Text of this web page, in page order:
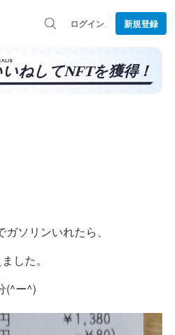
ログイン 新規登録
ソリンいれたら、
した。
(^ー^)